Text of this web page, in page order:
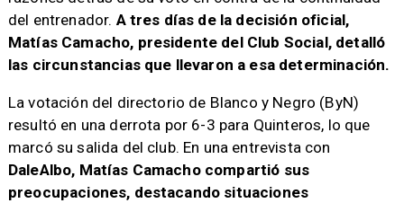
del entrenador. A tres días de la decisión oficial,
Matías Camacho, presidente del Club Social, detalló
las circunstancias que llevaron a esa determinación.
La votación del directorio de Blanco y Negro (ByN)
resultó en una derrota por 6-3 para Quinteros, lo que
marcó su salida del club. En una entrevista con
DaleAlbo, Matías Camacho compartió sus
preocupaciones, destacando situaciones